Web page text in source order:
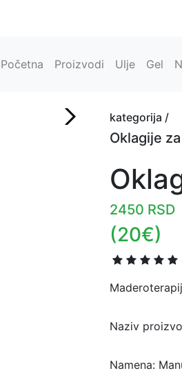
Početna(current)
Proizvodi Ulje Gel
kategorija /
Oklagije
2450 RSD
(20€)
Naziv
Namena: